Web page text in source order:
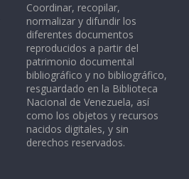
Coordinar, recopilar,
normalizar y difundir los
diferentes documentos
reproducidos a partir del
patrimonio documental
bibliográfico y no bibliográfico,
resguardado en la Biblioteca
Nacional de Venezuela, así
como los objetos y recursos
nacidos digitales, y sin
derechos reservados.